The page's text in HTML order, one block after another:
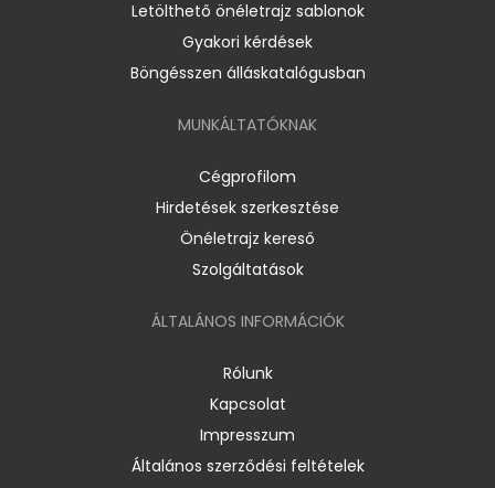
Letölthető önéletrajz sablonok
Gyakori kérdések
Böngésszen álláskatalógusban
MUNKÁLTATÓKNAK
Cégprofilom
Hirdetések szerkesztése
Önéletrajz kereső
Szolgáltatások
ÁLTALÁNOS INFORMÁCIÓK
Rólunk
Kapcsolat
Impresszum
Általános szerződési feltételek